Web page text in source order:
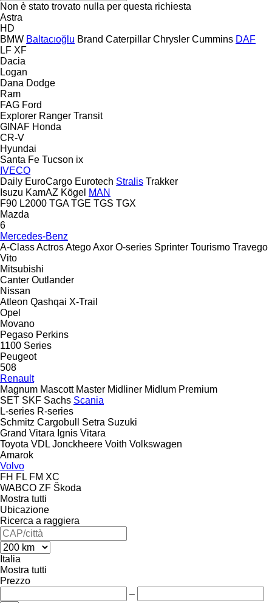
Non è stato trovato nulla per questa richiesta
Astra
HD
BMW Baltacıoğlu Brand Caterpillar Chrysler Cummins DAF
LF XF
Dacia
Logan
Dana Dodge
Ram
FAG Ford
Explorer Ranger Transit
GINAF Honda
CR-V
Hyundai
Santa Fe Tucson ix
IVECO
Daily EuroCargo Eurotech Stralis Trakker
Isuzu KamAZ Kögel MAN
F90 L2000 TGA TGE TGS TGX
Mazda
6
Mercedes-Benz
A-ClassActrosAtegoAxor O-series Sprinter Tourismo Travego
Vito
Mitsubishi
Canter Outlander
Nissan
Atleon Qashqai X-Trail
Opel
Movano
Pegaso Perkins
1100 Series
Peugeot
508
Renault
Magnum Mascott Master Midliner Midlum Premium
SET SKF Sachs Scania
L-series R-series
Schmitz Cargobull
Setra Suzuki
Grand Vitara Ignis Vitara
Toyota VDL Jonckheere Voith Volkswagen
Amarok
Volvo
FH FL FM XC
WABCO ZF Škoda
Mostra tutti
Ubicazione
Ricerca a raggiera
Italia
Mostra tutti
Prezzo
–